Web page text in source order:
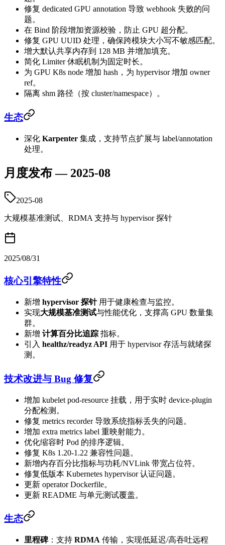
修复 dedicated GPU annotation 导致 webhook 失败的问
题。
在 Bind 阶段增加资源校验，防止 GPU 超分配。
修复 GPU UUID 处理，确保跨模块大小写不敏感匹配。
增大默认共享内存到 128 MB 并增加填充。
简化 Limiter 休眠机制为固定时长。
为 GPU K8s node 增加 hash，为 hypervisor 增加 owner
ref。
隔离 shm 路径（按 cluster/namespace）。
生态
深化 Karpenter 集成，支持节点扩展与 label/annotation
处理。
月度发布 — 2025-08
2025-08
大规模基准测试、RDMA 支持与 hypervisor 探针
2025/08/31
核心引擎特性
新增 hypervisor 探针用于健康检查与监控。
实现大规模基准测试与性能优化，支撑高 GPU 数量集
群。
新增 计算百分比追踪 指标。
引入 healthz/readyz API 用于 hypervisor 存活与就绪探
测。
技术改进与 Bug 修复
增加 kubelet pod-resource 挂载，用于实时 device-plugin
分配检测。
修复 metrics recorder 导致系统指标丢失的问题。
增加 extra metrics label 重映射能力。
优化缩容时 Pod 的排序逻辑。
修复 K8s 1.20-1.22 兼容性问题。
新增内存百分比指标与功耗/NVLink 带宽占位符。
修复低版本 Kubernetes hypervisor 认证问题。
更新 operator Dockerfile。
更新 README 与单元测试覆盖。
生态
里程碑：支持 RDMA 传输，实现低延迟/高吞吐远程